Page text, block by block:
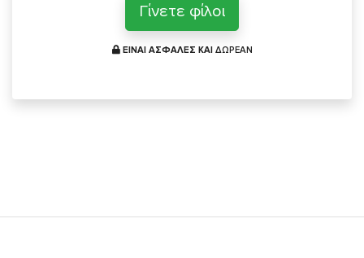
Γίνετε φίλοι
ΕΙΝΑΙ ΑΣΦΑΛΕΣ ΚΑΙ ΔΩΡΕΑΝ